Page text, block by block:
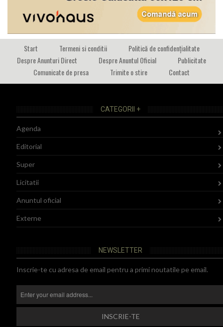
Start Termeni si conditii
Politică de confidențialitate
Despre Anunturi Direct
Despre Anuntul Oficial
Publicitate
Comunicate de presa
Trimite o stire Contact
CATEGORII +
Agenda
Editorial
Super
Licitatii
Anuntul oficial
Externe
NEWSLETTER
Inscrie-te cu adresa de email pentru a primi noutatile pe email.